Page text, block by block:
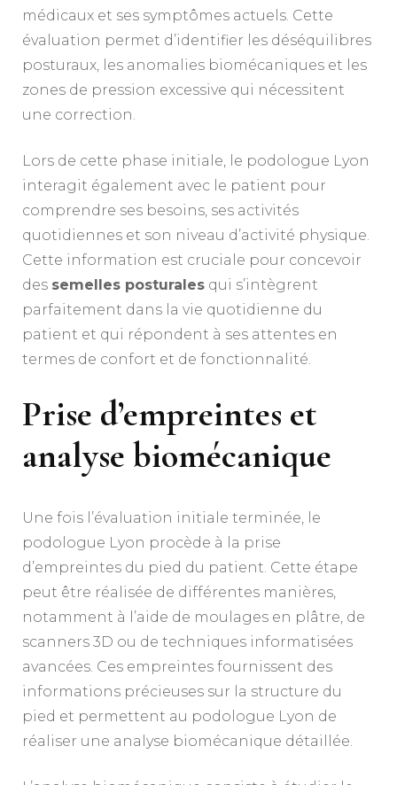
médicaux et ses symptômes actuels. Cette
évaluation permet d’identifier les déséquilibres
posturaux, les anomalies biomécaniques et les
zones de pression excessive qui nécessitent
une correction.
Lors de cette phase initiale, le podologue Lyon
interagit également avec le patient pour
comprendre ses besoins, ses activités
quotidiennes et son niveau d’activité physique.
Cette information est cruciale pour concevoir
des semelles posturales qui s’intègrent
parfaitement dans la vie quotidienne du
patient et qui répondent à ses attentes en
termes de confort et de fonctionnalité.
Prise d’empreintes et
analyse biomécanique
Une fois l’évaluation initiale terminée, le
podologue Lyon procède à la prise
d’empreintes du pied du patient. Cette étape
peut être réalisée de différentes manières,
notamment à l’aide de moulages en plâtre, de
scanners 3D ou de techniques informatisées
avancées. Ces empreintes fournissent des
informations précieuses sur la structure du
pied et permettent au podologue Lyon de
réaliser une analyse biomécanique détaillée.